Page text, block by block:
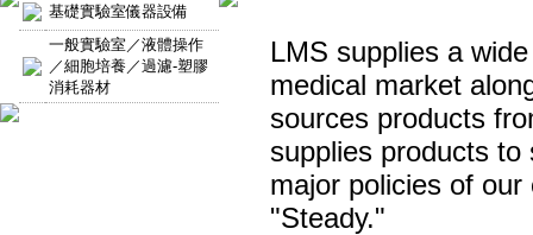
基礎實驗室儀器設備
一般實驗室／液體操作
／細胞培養／過濾-塑膠
消耗器材
LMS supplies a
medical market
sources products
supplies products
major policies of
"Steady."